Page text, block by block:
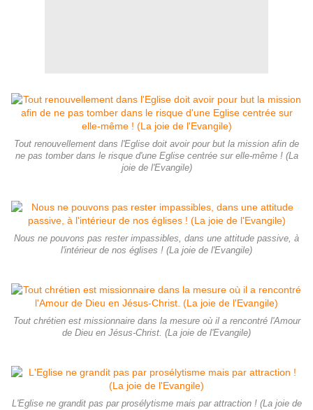
Tout renouvellement dans l'Eglise doit avoir pour but la mission afin de
ne pas tomber dans le risque d'une Eglise centrée sur elle-même ! (La
joie de l'Evangile)
Nous ne pouvons pas rester impassibles, dans une attitude passive, à
l'intérieur de nos églises ! (La joie de l'Evangile)
Tout chrétien est missionnaire dans la mesure où il a rencontré l'Amour
de Dieu en Jésus-Christ. (La joie de l'Evangile)
L'Eglise ne grandit pas par prosélytisme mais par attraction ! (La joie de